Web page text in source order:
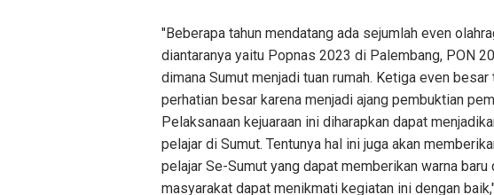
"Beberapa tahun mendatang ada sejumlah even
diantaranya yaitu Popnas 2023 di Palembang, PON
dimana Sumut menjadi tuan rumah. Ketiga even
perhatian besar karena menjadi ajang pembuktian
Pelaksanaan kejuaraan ini diharapkan dapat
pelajar di Sumut. Tentunya hal ini juga akan
pelajar Se-Sumut yang dapat memberikan warna
masyarakat dapat menikmati kegiatan ini dengan